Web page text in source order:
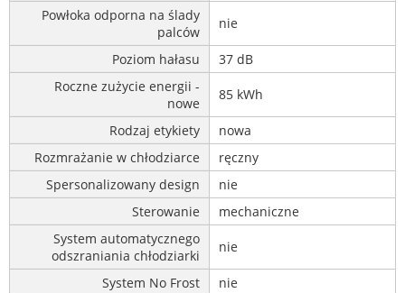
Powłoka odporna na ślady
palców
nie
Poziom hałasu
37 dB
Roczne zużycie energii -
nowe
85 kWh
Rodzaj etykiety
nowa
Rozmrażanie w chłodziarce
ręczny
Spersonalizowany design
nie
Sterowanie
mechaniczne
System automatycznego
odszraniania chłodziarki
nie
System No Frost
nie